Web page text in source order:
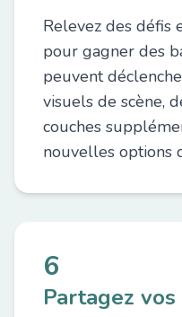
Relevez des défis
pour gagner des
peuvent
visuels de scène,
couches
nouvelles options
6
Partagez